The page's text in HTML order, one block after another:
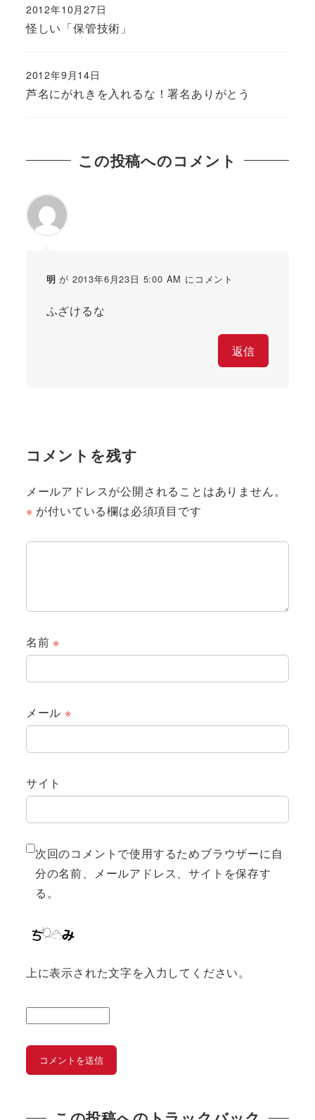
怪しい「保管技術」
2012年10月27日
芦名にがれきを入れるな！署名ありがとう
2012年9月14日
この投稿へのコメント
明 が 2013年6月23日 5:00 AM にコメント
ふざけるな
返信
コメントを残す
メールアドレスが公開されることはありません。
※ が付いている欄は必須項目です
名前※
メール ※
サイト
次回のコメントで使用するためブラウザーに自
分の名前、メールアドレス、サイトを保存す
る。
上に表示された文字を入力してください。